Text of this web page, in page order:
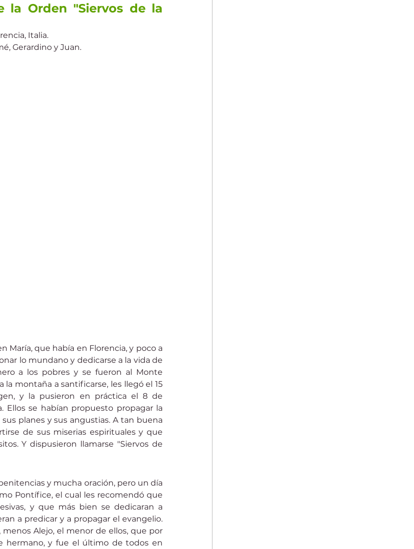
la Orden "Siervos de la
Italia.
Gerardino y Juan.
María, que había en Florencia, y poco a
lo mundano y dedicarse a la vida de
a los pobres y se fueron al Monte
la montaña a santificarse, les llegó el 15
y la pusieron en práctica el 8 de
Ellos se habían propuesto propagar la
planes y sus angustias. A tan buena
de sus miserias espirituales y que
Y dispusieron llamarse "Siervos de
y mucha oración, pero un día
Pontífice, el cual les recomendó que
y que más bien se dedicaran a
a predicar y a propagar el evangelio.
Alejo, el menor de ellos, que por
hermano, y fue el último de todos en